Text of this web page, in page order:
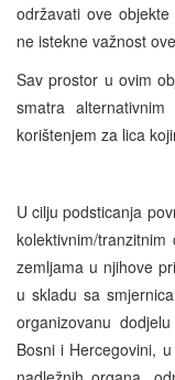
održavati ove
ne istekne važnost
Sav prostor u ovim
smatra
korištenjem za lica
U cilju podsticanja
kolektivnim/
zemljama u njihove
u skladu sa
organizovanu
Bosni i Hercegovini,